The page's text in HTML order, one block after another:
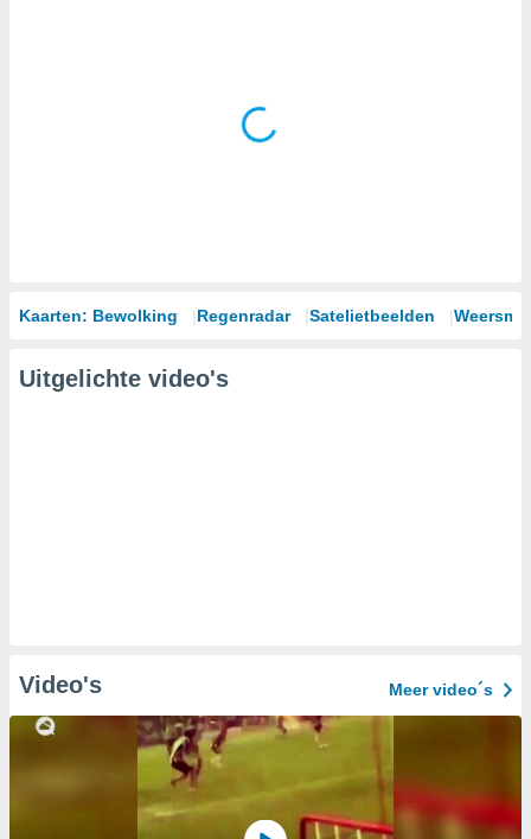
Kaarten: Bewolking Regenradar Satelietbeelden
Uitgelichte video's
Video's Meer video´s